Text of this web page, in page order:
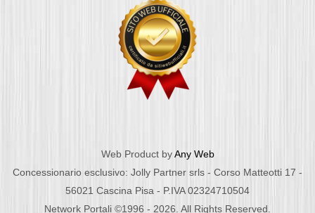
Web Product byAny Web
Concessionario esclusivo: Jolly Partner srls - Corso Matteotti 17 -
56021 Cascina Pisa - P.IVA 02324710504
Network Portali ©1996 - 2026. All Rights Reserved.